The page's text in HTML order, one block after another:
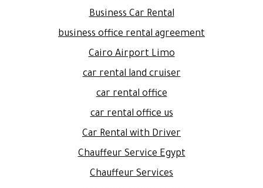
Business Car Rental
business office rental agreement
Cairo Airport Limo
car rental land cruiser
car rental office
car rental office us
Car Rental with Driver
Chauffeur Service Egypt
Chauffeur Services